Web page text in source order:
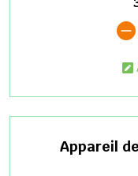
Appareil